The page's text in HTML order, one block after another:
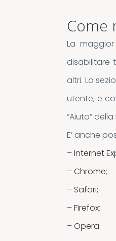
Come
La
disabilitare
altri. La
utente, e
“Aiuto”
E’ anche
–Internet
–Chrome;
– Safari;
–Firefox;
–Opera.